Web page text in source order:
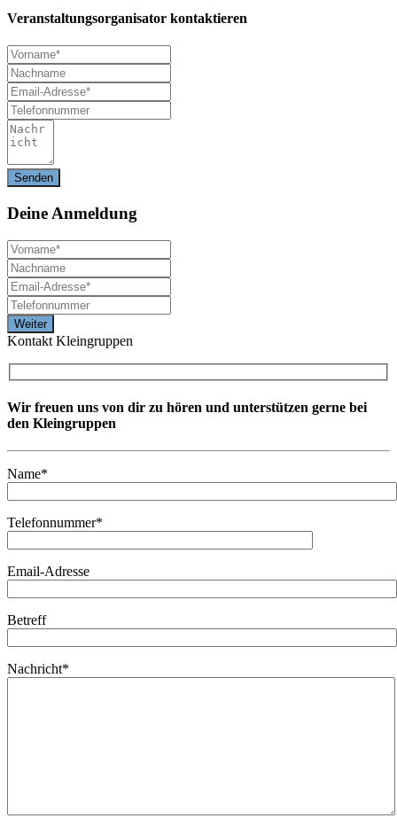
Veranstaltungsorganisator kontaktieren
Deine Anmeldung
Kontakt Kleingruppen
Wir freuen uns von dir zu hören und unterstützen gerne bei
den Kleingruppen
Name*
Telefonnummer*
Email-Adresse
Betreff
Nachricht*